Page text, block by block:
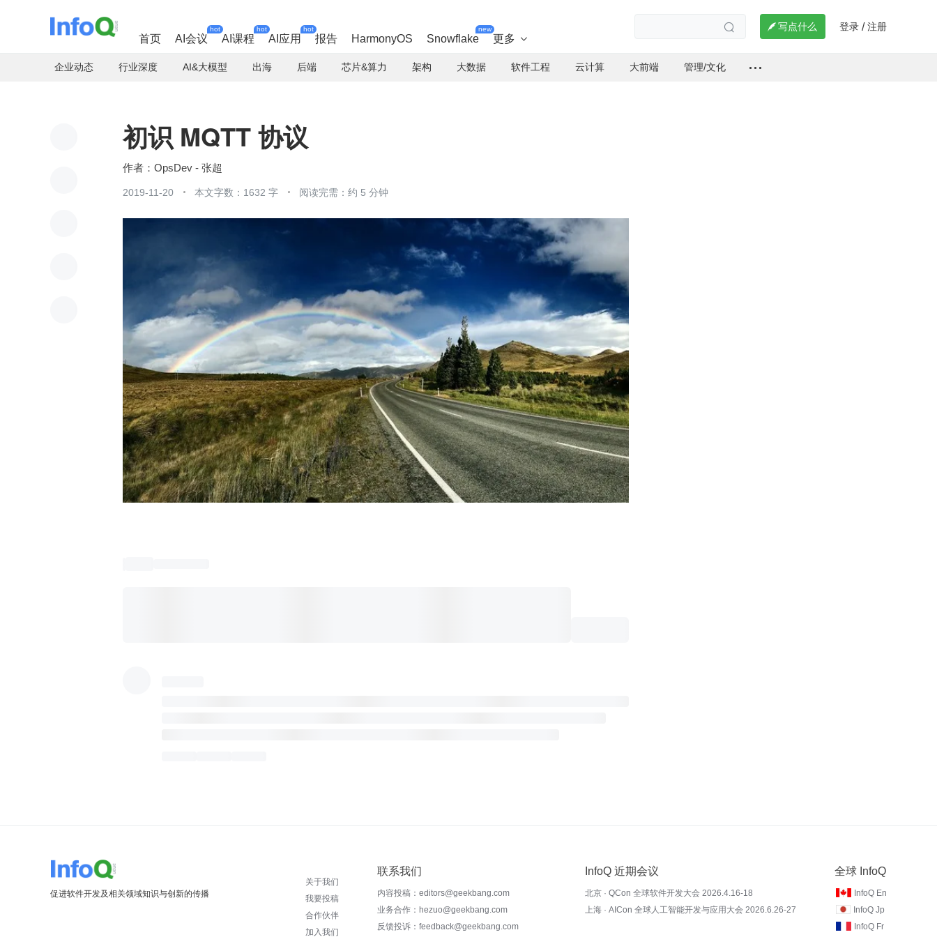
首页 AI会议
hot
AI课程
hot
AI应用
hot
报告 HarmonyOS Snowflake
new
更多 
  写点什么 登录 / 注册
企业动态 行业深度 AI&大模型 出海 后端 芯片&算力 架构 大数据 软件工程 云计算 大前端 管理/文化
初识 MQTT 协议
OpsDev - 张超
2019-11-20 本文字数：1632 字 阅读完需：约 5 分钟
促进软件开发及相关领域知识与创新的传播
关于我们
我要投稿
合作伙伴
加入我们
联系我们
内容投稿：editors@geekbang.com
业务合作：hezuo@geekbang.com
反馈投诉：feedback@geekbang.com
InfoQ 近期会议
北京 · QCon 全球软件开发大会 2026.4.16-18
上海 · AICon 全球人工智能开发与应用大会 2026.6.26-27
全球 InfoQ
InfoQ En
InfoQ Jp
InfoQ Fr